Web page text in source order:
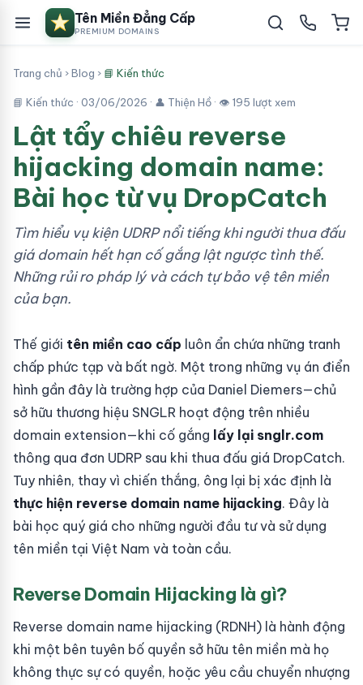
Tên Miền Đẳng Cấp
PREMIUM DOMAINS
Trang chủ ›Blog › 📘 Kiến thức
📘 Kiến thức · 03/06/2026 · 👤 Thiện Hồ · 👁 195 lượt xem
Lật tẩy chiêu reverse
hijacking domain name:
Bài học từ vụ DropCatch
Tìm hiểu vụ kiện UDRP nổi tiếng khi người thua đấu
giá domain hết hạn cố gắng lật ngược tình thế.
Những rủi ro pháp lý và cách tự bảo vệ tên miền
của bạn.
Thế giới tên miền cao cấp luôn ẩn chứa những tranh
chấp phức tạp và bất ngờ. Một trong những vụ án điển
hình gần đây là trường hợp của Daniel Diemers—chủ
sở hữu thương hiệu SNGLR hoạt động trên nhiều
domain extension—khi cố gắng lấy lại snglr.com
thông qua đơn UDRP sau khi thua đấu giá DropCatch.
Tuy nhiên, thay vì chiến thắng, ông lại bị xác định là
thực hiện reverse domain name hijacking. Đây là
bài học quý giá cho những người đầu tư và sử dụng
tên miền tại Việt Nam và toàn cầu.
Reverse Domain Hijacking là gì?
Reverse domain name hijacking (RDNH) là hành động
khi một bên tuyên bố quyền sở hữu tên miền mà họ
không thực sự có quyền, hoặc yêu cầu chuyển nhượng